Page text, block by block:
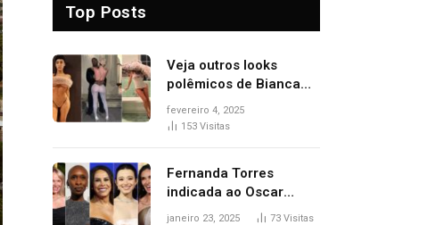
Top Posts
Veja outros looks
polêmicos de Bianca
Censori, esposa de
Kanye West que
fevereiro 4, 2025
153 Visitas
Fernanda Torres
indicada ao Oscar
2025: veja as
janeiro 23, 2025 73 Visitas